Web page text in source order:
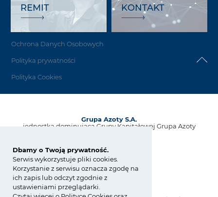
Dbamy o Twoją prywatność.
Serwis wykorzystuje pliki cookies.
Korzystanie z serwisu oznacza zgodę na
ich zapis lub odczyt zgodnie z
ustawieniami przeglądarki.
REMIT KONTAKT
Ochrona Danych Osobowych
Polityka prywatności
Polityka Cookies
Grupa Azoty S.A.
jednostka dominująca Grupy Kapitałowej Grupa Azoty
33-101 Tarnów, Polska
tel.:
+48 14 637 37 37
fax: +48 14 633 07 18
kontakt@grupaazoty.com